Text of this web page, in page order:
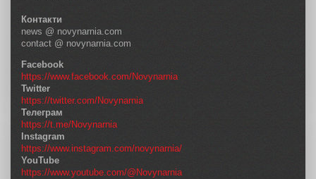
Контакти
news @ novynarnia.com
contact @ novynarnia.com
Facebook
https://www.facebook.com/Novynarnia
Twitter
https://twitter.com/Novynarnia
Телеграм
https://t.me/Novynarnia
Instagram
https://www.instagram.com/novynarnia/
YouTube
https://www.youtube.com/@Novynarnia